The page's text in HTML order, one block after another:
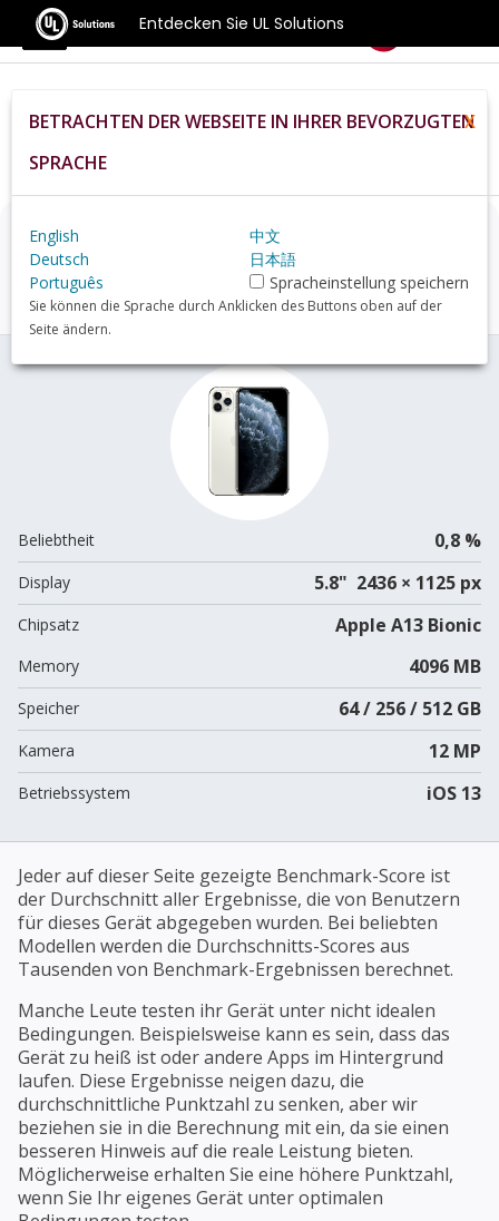
Entdecken Sie UL Solutions
Benchmarks
Home De Hardware
Phone
Apple+iPhone+11+Pro+review
Apple iPhone 11 Pro
Übersicht
Beliebtheit 0,8 %
Display 5.8" 2436 × 1125 px
Chipsatz Apple A13 Bionic
Memory 4096 MB
Speicher 64 / 256 / 512 GB
Kamera 12 MP
Betriebssystem iOS 13
Jeder auf dieser Seite gezeigte Benchmark-Score ist
der Durchschnitt aller Ergebnisse, die von Benutzern
für dieses Gerät abgegeben wurden. Bei beliebten
Modellen werden die Durchschnitts-Scores aus
Tausenden von Benchmark-Ergebnissen berechnet.
Manche Leute testen ihr Gerät unter nicht idealen
Bedingungen. Beispielsweise kann es sein, dass das
Gerät zu heiß ist oder andere Apps im Hintergrund
laufen. Diese Ergebnisse neigen dazu, die
durchschnittliche Punktzahl zu senken, aber wir
beziehen sie in die Berechnung mit ein, da sie einen
besseren Hinweis auf die reale Leistung bieten.
Möglicherweise erhalten Sie eine höhere Punktzahl,
wenn Sie Ihr eigenes Gerät unter optimalen
BETRACHTEN DER WEBSEITE IN IHRER BEVORZUGTEN
SPRACHE
X
English
中文
Deutsch
日本語
Português
Spracheinstellung speichern
Sie können die Sprache durch Anklicken des Buttons oben auf der
Seite ändern.